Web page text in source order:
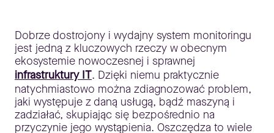
Dobrze dostrojony i wydajny system monitoringu
jest jedną z kluczowych rzeczy w obecnym
ekosystemie nowoczesnej i sprawnej
infrastruktury IT. Dzięki niemu praktycznie
natychmiastowo można zdiagnozować problem,
jaki występuje z daną usługą, bądź maszyną i
zadziałać, skupiając się bezpośrednio na
przyczynie jego wystąpienia. Oszczędza to wiele